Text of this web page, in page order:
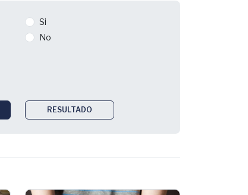
Si
No
RESULTADO